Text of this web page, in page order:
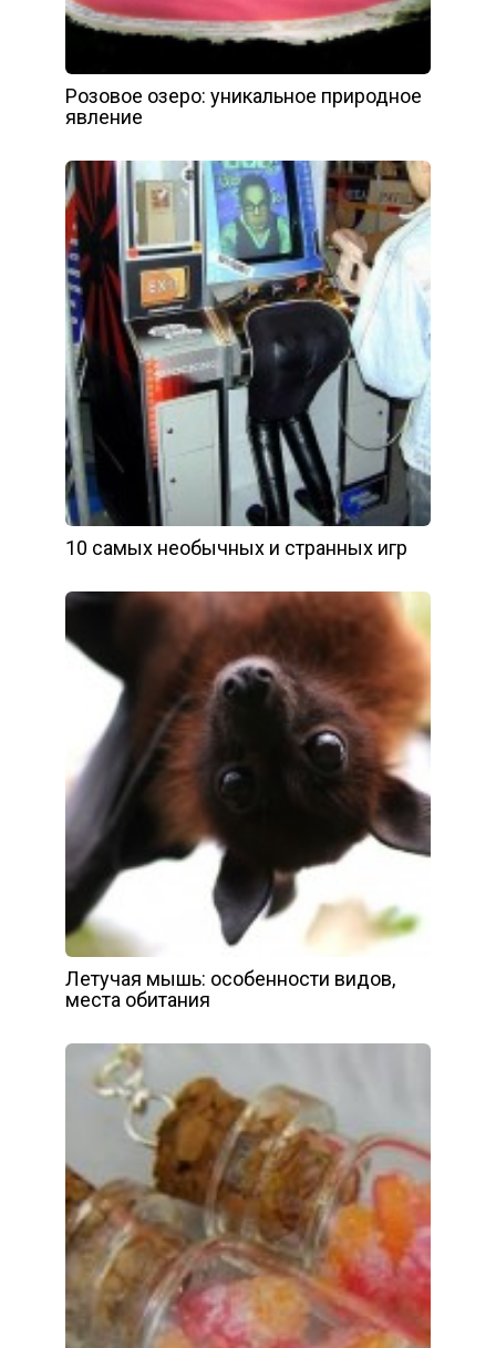
Розовое озеро: уникальное природное
явление
10 самых необычных и странных игр
Летучая мышь: особенности видов,
места обитания